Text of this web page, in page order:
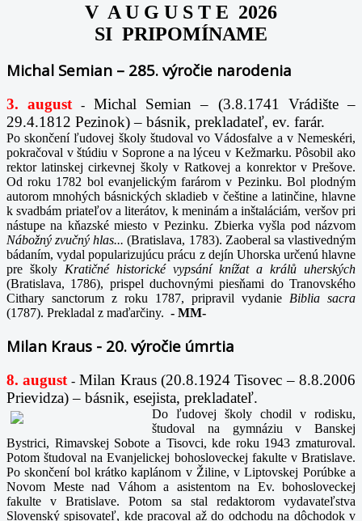
V A U G U S T E 2026
SI PRIPOMÍNAME
Michal Semian – 285. výročie narodenia
3. august -Michal Semian – (3.8.1741 Vrádište –
29.4.1812 Pezinok) – básnik, prekladateľ, ev. farár.
Po skončení ľudovej školy študoval vo Vádosfalve a v Nemeskéri,
pokračoval v štúdiu v Soprone a na lýceu v Kežmarku. Pôsobil ako
rektor latinskej cirkevnej školy v Ratkovej a konrektor v Prešove.
Od roku 1782 bol evanjelickým farárom v Pezinku. Bol plodným
autorom mnohých básnických skladieb v češtine a latinčine, hlavne
k svadbám priateľov a literátov, k meninám a inštaláciám, veršov pri
nástupe na kňazské miesto v Pezinku. Zbierka vyšla pod názvom
Nábožný zvučný hlas...(Bratislava, 1783). Zaoberal sa vlastivedným
bádaním, vydal popularizujúcu prácu z dejín Uhorska určenú hlavne
pre školy Kratičné historické vypsání knížat a králů uherských
(Bratislava, 1786), prispel duchovnými piesňami do Tranovského
Cithary sanctorum z roku 1787, pripravil vydanie Biblia sacra
(1787). Prekladal z maďarčiny. - MM-
Milan Kraus - 20. výročie úmrtia
8. august -Milan Kraus (20.8.1924 Tisovec – 8.8.2006
Prievidza) – básnik, esejista, prekladateľ.
Do ľudovej školy chodil v rodisku,
študoval na gymnáziu v Banskej
Bystrici, Rimavskej Sobote a Tisovci, kde roku 1943 zmaturoval.
Potom študoval na Evanjelickej bohosloveckej fakulte v Bratislave.
Po skončení bol krátko kaplánom v Žiline, v Liptovskej Porúbke a
Novom Meste nad Váhom a asistentom na Ev. bohosloveckej
fakulte v Bratislave. Potom sa stal redaktorom vydavateľstva
Slovenský spisovateľ, kde pracoval až do odchodu na dôchodok v